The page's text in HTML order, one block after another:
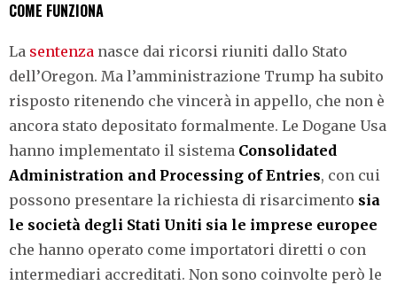
COME FUNZIONA
La sentenza nasce dai ricorsi riuniti dallo Stato
dell’Oregon. Ma l’amministrazione Trump ha subito
risposto ritenendo che vincerà in appello, che non è
ancora stato depositato formalmente. Le Dogane Usa
hanno implementato il sistema Consolidated
Administration and Processing of Entries, con cui
possono presentare la richiesta di risarcimento sia
le società degli Stati Uniti sia le imprese europee
che hanno operato come importatori diretti o con
intermediari accreditati. Non sono coinvolte però le